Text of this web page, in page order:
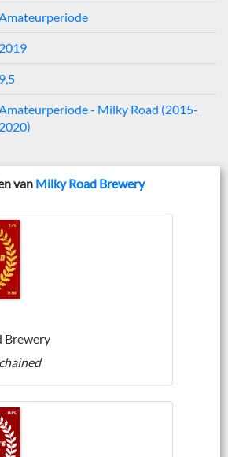
2019
9,5
- Milky Road (2015-
2020)
van Milky Road Brewery
Brewery